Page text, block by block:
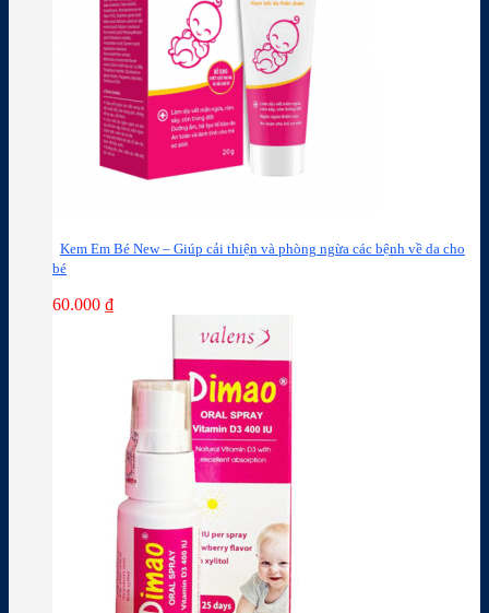
Kem Em Bé New – Giúp cải thiện và phòng ngừa các bệnh về da cho
bé
60.000 ₫